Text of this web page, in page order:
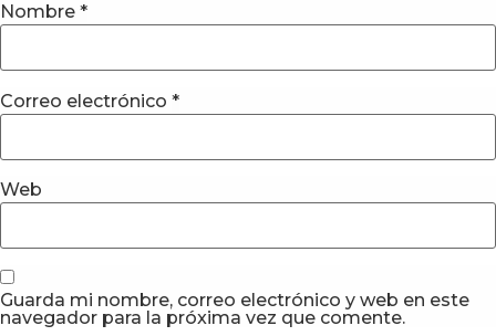
Nombre *
Correo electrónico *
Web
Guarda mi nombre, correo electrónico y web en este
navegador para la próxima vez que comente.